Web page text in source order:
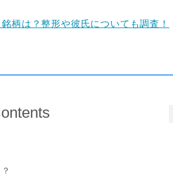
柄は？整形や彼氏についても調査！